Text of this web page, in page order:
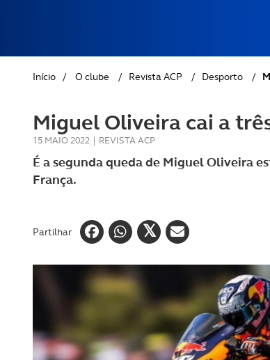
GOLFE
AUTOCARAVANISMO
Início / O clube / Revista ACP / Desporto /
Miguel Oliveira cai a
15 MAIO 2022 | REVISTA ACP
É a segunda queda de Miguel Oliveira
França.
Partilhar